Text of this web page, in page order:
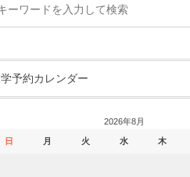
予約カレンダー
2026年8月
日 月 火 水 木